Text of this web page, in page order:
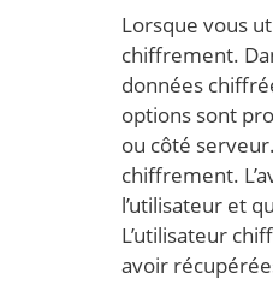
Lorsque vous
chiffrement.
données
options sont
ou côté
chiffrement.
l’utilisateur et
L’utilisateur
avoir